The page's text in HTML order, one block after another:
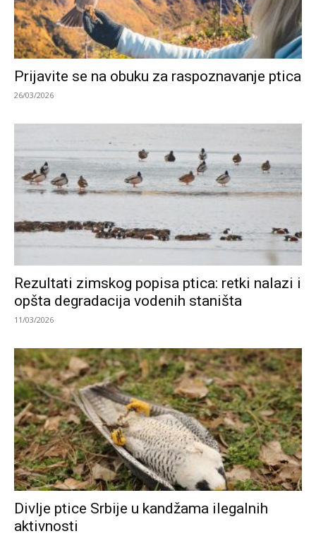
Prijavite se na obuku za raspoznavanje ptica
26/03/2026
Rezultati zimskog popisa ptica: retki nalazi i
opšta degradacija vodenih staništa
11/03/2026
Divlje ptice Srbije u kandžama ilegalnih
aktivnosti